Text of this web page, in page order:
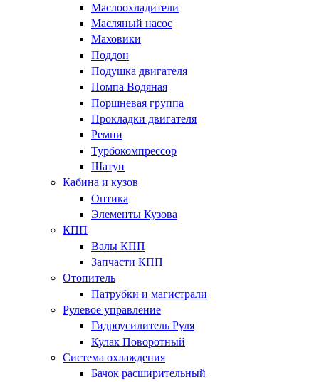
Маслоохладители
Масляный насос
Маховики
Поддон
Подушка двигателя
Помпа Водяная
Поршневая группа
Прокладки двигателя
Ремни
Турбокомпрессор
Шатун
Кабина и кузов
Оптика
Элементы Кузова
КПП
Валы КПП
Запчасти КПП
Отопитель
Патрубки и магистрали
Рулевое управление
Гидроусилитель Руля
Кулак Поворотный
Система охлаждения
Бачок расширительный